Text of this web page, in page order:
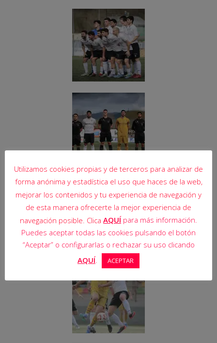
Utilizamos cookies propias y de terceros para analizar de
forma anónima y estadística el uso que haces de la web,
mejorar los contenidos y tu experiencia de navegación y
de esta manera ofrecerte la mejor experiencia de
navegación posible. Clica AQUÍpara más información.
Puedes aceptar todas las cookies pulsando el botón
“Aceptar” o configurarlas o rechazar su uso clicando
AQUÍ. ACEPTAR